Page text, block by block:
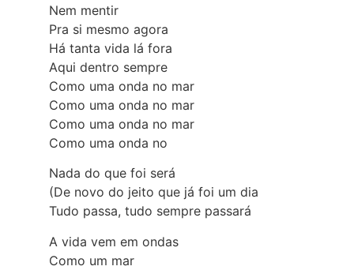
Nem mentir
Pra si mesmo agora
Há tanta vida lá fora
Aqui dentro sempre
Como uma onda no mar
Como uma onda no mar
Como uma onda no mar
Como uma onda no
Nada do que foi será
(De novo do jeito que já foi um dia
Tudo passa, tudo sempre passará
A vida vem em ondas
Como um mar